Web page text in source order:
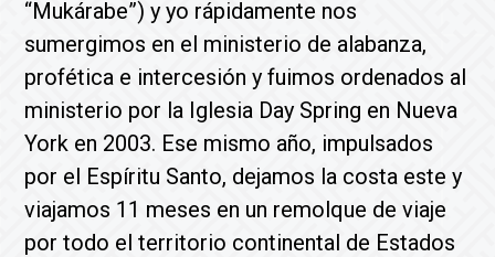
“Mukárabe”) y yo rápidamente nos
sumergimos en el ministerio de alabanza,
profética e intercesión y fuimos ordenados al
ministerio por la Iglesia Day Spring en Nueva
York en 2003. Ese mismo año, impulsados
por el Espíritu Santo, dejamos la costa este y
viajamos 11 meses en un remolque de viaje
por todo el territorio continental de Estados